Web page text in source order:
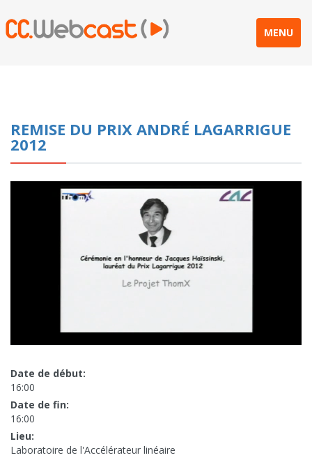
MENU
REMISE DU PRIX ANDRÉ LAGARRIGUE
2012
Date de début:
16:00
Date de fin:
16:00
Lieu:
Laboratoire de l'Accélérateur linéaire